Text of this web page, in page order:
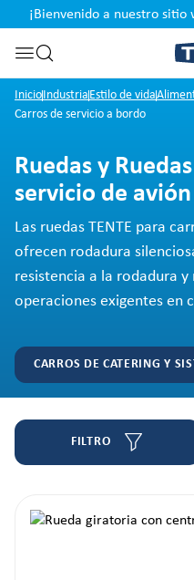
Saltar a la búsqueda
¡Bienvenido a nuestro
InicioIndustria Estilo de vida
Carros de servicio a bordo
Ruedas y
servicio de avión
Las ruedas TENTE para
ofrecen rodadura
resistencia a la rodadura
operaciones exigentes en
CARROS DE CATERING Y
FILTRO